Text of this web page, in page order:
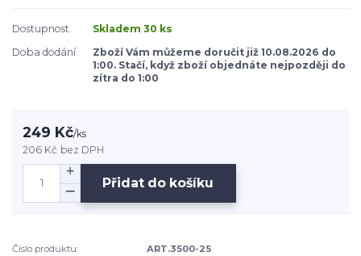
Dostupnost
Skladem 30 ks
Doba dodání
Zboží Vám můžeme doručit již 10.08.2026 do
1:00. Stačí, když zboží objednáte nejpozději do
zítra do 1:00
249 Kč/ks
206 Kč bez DPH
Přidat do košíku
Číslo produktu:
ART.3500-25